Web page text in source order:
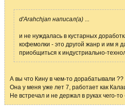
d'Arahchjan написал(а)
и не нуждалась в кустарных
кофемолки - это другой жанр и им я
приобщиться к индустриально-
А вы что Кину в чем-то дорабатывали
Она у меня уже лет 7, работает как
Не встречал и не держал в руках чего-